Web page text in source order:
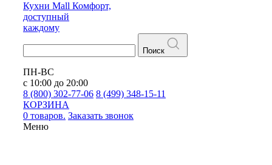
Кухни Mall Комфорт,
доступный
каждому
Поиск
ПН-ВС
с 10:00 до 20:00
8 (800) 302-77-06 8 (499) 348-15-11
КОРЗИНА
0 товаров. Заказать звонок
Меню